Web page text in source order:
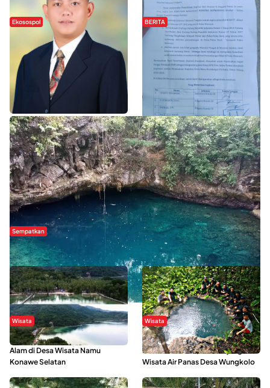
Ekosospol
Slogan Pemberdayaan Lokal
Dinilai Hanya Pemanis, Tokoh
Pemuda Wilalang Kritik Dominasi
Orang Luar
BERITA
Hipmawani Bersama DPRD Sultra
Sepakati RDP Perihal IUP
Pertambangan di Pulau Wawonii
WISATA SULTRA >>
Sempatkan
Danau Rebi-Rebi, Pesona Alam Tersembunyi di Morowali
Wisata
Menikmati Suasana Keindahan
Alam di Desa Wisata Namu
Konawe Selatan
Wisata
Sering Menjadi Tempat Refreshing
Mahasiswa KKN, Yuk Kunjungi
Wisata Air Panas Desa Wungkolo